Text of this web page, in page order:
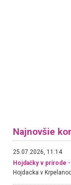
Najnovšie
25.07.2026, 11:14
Hojdačky v prírode